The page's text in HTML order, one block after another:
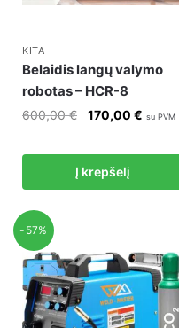
KITA
Belaidis langų valymo
robotas – HCR-8
600,00€
Original
was:
600,00 €.
170,00 € Current
is:
su PVM
Į krepšelį
-57%